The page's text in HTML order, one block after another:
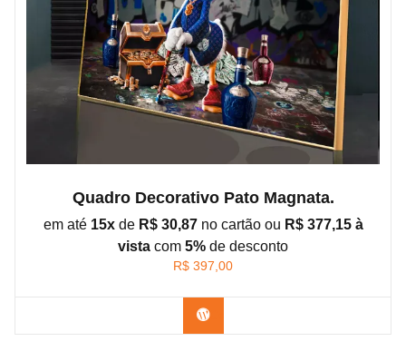
Quadro Decorativo Pato Magnata.
em até 15xde R$ 30,87no cartão ou R$ 377,15 à
vista com 5% de desconto
R$ 397,00
Confira os modelos